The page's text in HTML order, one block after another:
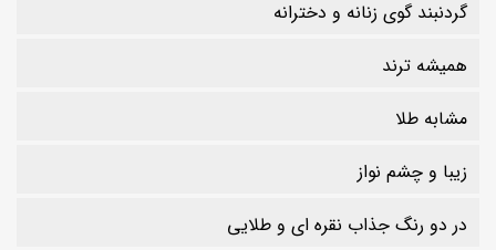
گردنبند گوی زنانه و دخترانه
همیشه ترند
مشابه طلا
زیبا و چشم نواز
در دو رنگ جذاب نقره ای و طلایی